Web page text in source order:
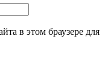
в этом браузере для